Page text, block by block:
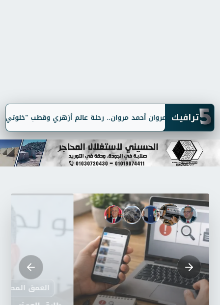
5ترافيك
مروان.. رحلة عالم أزهري وقطب "خلوتي" جمع بين العلوم الشرعية
بتريند ايه ؟